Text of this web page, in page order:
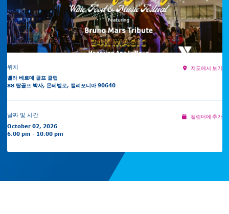
위치
벨라 베르데 골프 클럽
88 탑골프 박사, 몬테벨로, 캘리포니아 90640
지도에서 보기
날짜 및 시간
October 02, 2026
6:00 pm - 10:00 pm
캘린더에 추가